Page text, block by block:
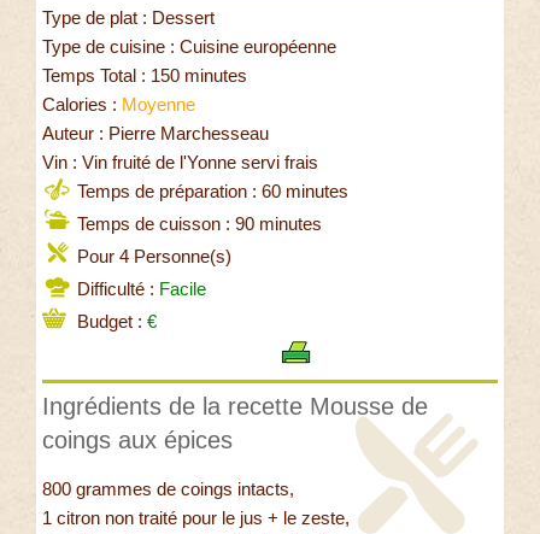
Type de plat : Dessert
Type de cuisine : Cuisine européenne
Temps Total : 150 minutes
Calories : Moyenne
Auteur : Pierre Marchesseau
Vin : Vin fruité de l'Yonne servi frais
Temps de préparation : 60 minutes
Temps de cuisson : 90 minutes
Pour 4 Personne(s)
Difficulté : Facile
Budget : €
Ingrédients de la recette Mousse de
coings aux épices
800 grammes de coings intacts,
1 citron non traité pour le jus + le zeste,